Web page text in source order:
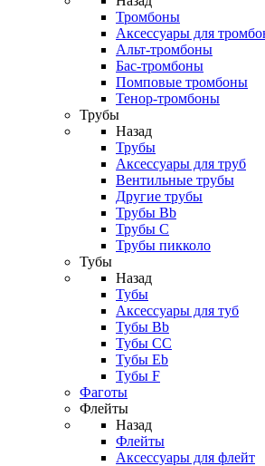
Тромбоны
Аксессуары для
Альт-тромбоны
Бас-тромбоны
Помповые тромбоны
Тенор-тромбоны
Трубы
Назад
Трубы
Аксессуары для труб
Вентильные трубы
Другие трубы
Трубы Bb
Трубы C
Трубы пикколо
Тубы
Назад
Тубы
Аксессуары для туб
Тубы Bb
Тубы CC
Тубы Eb
Тубы F
Фаготы
Флейты
Назад
Флейты
Аксессуары для флейт